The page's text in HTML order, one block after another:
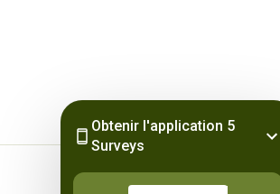
Obtenir l'application 5
Surveys